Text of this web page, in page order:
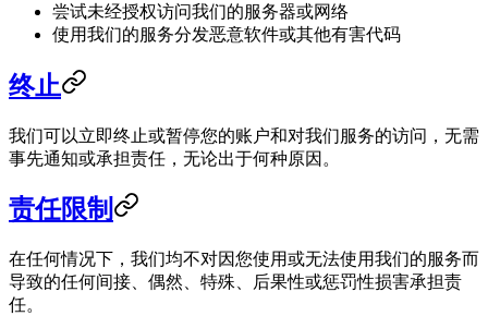
尝试未经授权访问我们的服务器或网络
使用我们的服务分发恶意软件或其他有害代码
终止
我们可以立即终止或暂停您的账户和对我们服务的访问，无需
事先通知或承担责任，无论出于何种原因。
责任限制
在任何情况下，我们均不对因您使用或无法使用我们的服务而
导致的任何间接、偶然、特殊、后果性或惩罚性损害承担责
任。